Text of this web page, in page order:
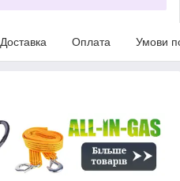
Доставка Оплата Умови